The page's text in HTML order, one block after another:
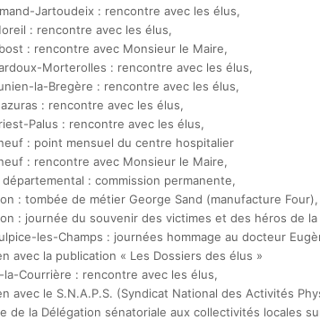
Jartoudeix : rencontre avec les élus,
: rencontre avec les élus,
: rencontre avec Monsieur le Maire,
Morterolles : rencontre avec les élus,
la-Bregère : rencontre avec les élus,
: rencontre avec les élus,
Palus : rencontre avec les élus,
: point mensuel du centre hospitalier
: rencontre avec Monsieur le Maire,
départemental : commission permanente,
: tombée de métier George Sand (manufacture Four),
: journée du souvenir des victimes et des héros de
les-Champs : journées hommage au docteur
avec la publication « Les Dossiers des élus »
la-Courrière : rencontre avec les élus,
avec le S.N.A.P.S. (Syndicat National des Activités
de la Délégation sénatoriale aux collectivités locales